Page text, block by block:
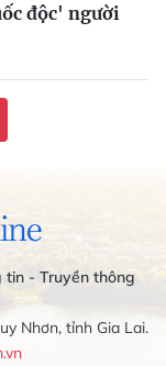
độc' người
tin - Truyền thông
Nhơn, tỉnh Gia Lai.